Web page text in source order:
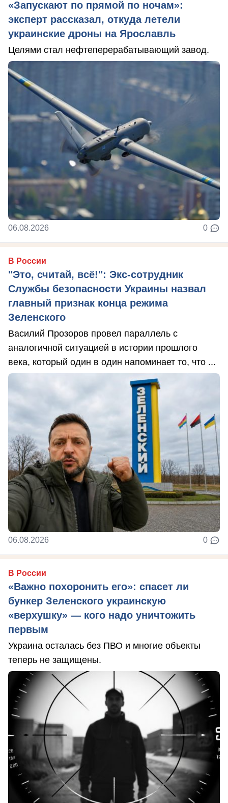
«Запускают по прямой по ночам»:
эксперт рассказал, откуда летели
украинские дроны на Ярославль
Целями стал нефтеперерабатывающий завод.
06.08.2026 0
В России
"Это, считай, всё!": Экс-сотрудник
Службы безопасности Украины назвал
главный признак конца режима
Зеленского
Василий Прозоров провел параллель с
аналогичной ситуацией в истории прошлого
века, который один в один напоминает то, что ...
06.08.2026 0
В России
«Важно похоронить его»: спасет ли
бункер Зеленского украинскую
«верхушку» — кого надо уничтожить
первым
Украина осталась без ПВО и многие объекты
теперь не защищены.